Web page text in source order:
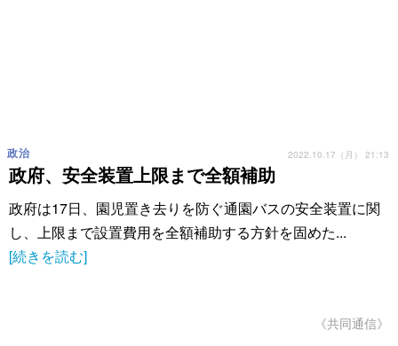
政府、安全装置上限まで全額補助
政治 2022.10.17（月） 21:13
政府は17日、園児置き去りを防ぐ通園バスの安全装置に関
し、上限まで設置費用を全額補助する方針を固めた...
[続きを読む]
《共同通信》